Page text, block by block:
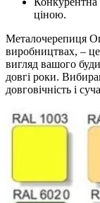
ціною.
Металочерепиця
виробництвах, –
вигляд вашого
довгі роки.
довговічність і